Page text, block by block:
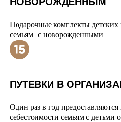
Подарочные комплекты детских
семьям с новорожденными.
ПУТЕВКИ В
Один раз в год
себестоимости семьям с детьми